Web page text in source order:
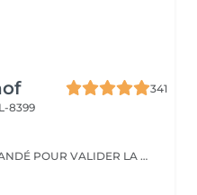
341
8399
ACCPMPTE DE 150 EUROS DEMANDÉ POUR VALIDER LA PRESTATION. EN CAS D'ANNULATION, MERCI D'APPELER L'INSTITUT AU MOINS 48H À L'AVANCE.